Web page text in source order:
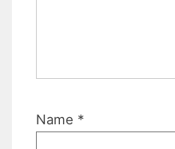
Name *